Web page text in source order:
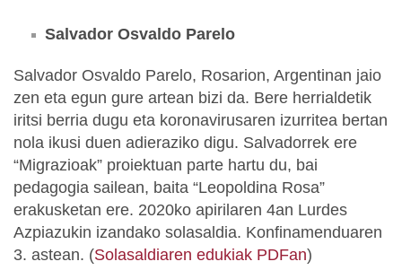
Salvador Osvaldo Parelo
Salvador Osvaldo Parelo, Rosarion, Argentinan jaio
zen eta egun gure artean bizi da. Bere herrialdetik
iritsi berria dugu eta koronavirusaren izurritea bertan
nola ikusi duen adieraziko digu. Salvadorrek ere
“Migrazioak” proiektuan parte hartu du, bai
pedagogia sailean, baita “Leopoldina Rosa”
erakusketan ere. 2020ko apirilaren 4an Lurdes
Azpiazukin izandako solasaldia. Konfinamenduaren
3. astean. (Solasaldiaren edukiak PDFan)